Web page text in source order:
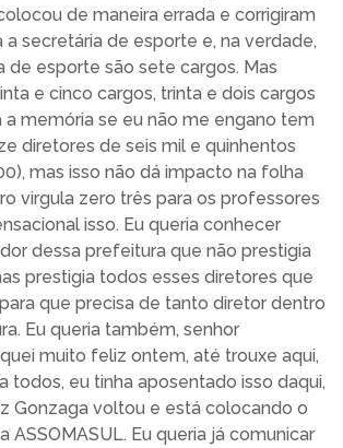
de maneira errada e corrigiram
a secretária de esporte e, na verdade,
de esporte são sete cargos. Mas
e cinco cargos, trinta e dois cargos
a memória se eu não me engano tem
diretores de seis mil e quinhentos
mas isso não dá impacto na folha
virgula zero três para os professores
isso. Eu queria conhecer
dessa prefeitura que não prestigia
prestigia todos esses diretores que
que precisa de tanto diretor dentro
Eu queria também, senhor
muito feliz ontem, até trouxe aqui,
todos, eu tinha aposentado isso daqui,
Gonzaga voltou e está colocando o
ASSOMASUL. Eu queria já comunicar